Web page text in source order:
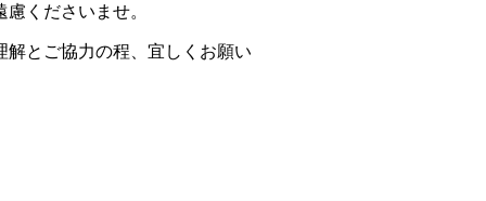
くださいませ。
とご協力の程、宜しくお願い